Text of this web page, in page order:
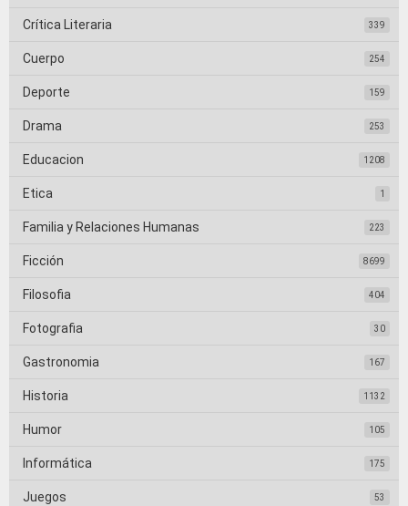
Crítica Literaria 339
Cuerpo 254
Deporte 159
Drama 253
Educacion 1208
Etica 1
Familia y Relaciones Humanas 223
Ficción 8699
Filosofia 404
Fotografia 30
Gastronomia 167
Historia 1132
Humor 105
Informática 175
Juegos 53